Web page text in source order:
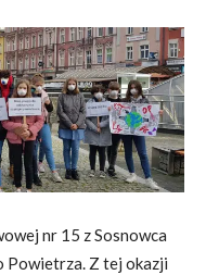
nr 15 z Sosnowca
Powietrza. Z tej okazji